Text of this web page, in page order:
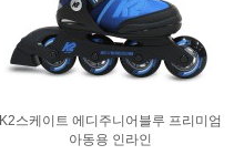
K2스케이트 에디주니어블루 프리미엄
아동용 인라인